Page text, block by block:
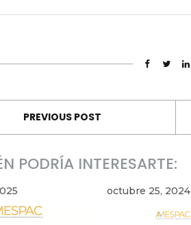
PREVIOUS POST
PODRÍA INTERESARTE:
octubre 25, 2024